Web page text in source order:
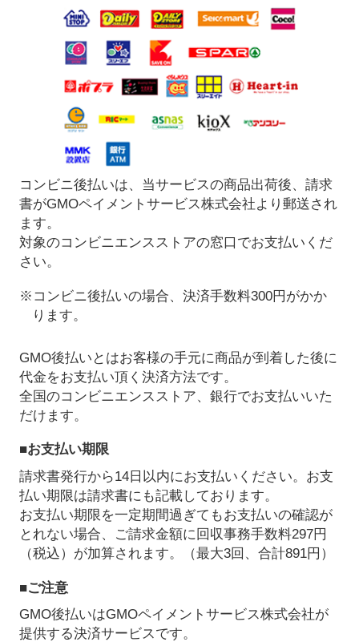
コンビニ後払いは、当サービスの商品出荷後、請求
書がGMOペイメントサービス株式会社より郵送され
ます。
対象のコンビニエンスストアの窓口でお支払いくだ
さい。
※コンビニ後払いの場合、決済手数料300円がかか
ります。
GMO後払いとはお客様の手元に商品が到着した後に
代金をお支払い頂く決済方法です。
全国のコンビニエンスストア、銀行でお支払いいた
だけます。
■お支払い期限
請求書発行から14日以内にお支払いください。お支
払い期限は請求書にも記載しております。
お支払い期限を一定期間過ぎてもお支払いの確認が
とれない場合、ご請求金額に回収事務手数料297円
（税込）が加算されます。（最大3回、合計891円）
■ご注意
GMO後払いはGMOペイメントサービス株式会社が
提供する決済サービスです。